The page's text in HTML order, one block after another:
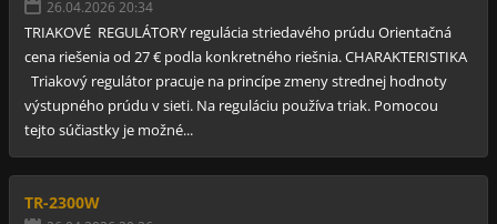
26.04.2026 20:34
TRIAKOVÉ REGULÁTORY regulácia striedavého prúdu Orientačná
cena riešenia od 27 € podla konkretného riešnia. CHARAKTERISTIKA
Triakový regulátor pracuje na princípe zmeny strednej hodnoty
výstupného prúdu v sieti. Na reguláciu používa triak. Pomocou
tejto súčiastky je možné...
TR-2300W